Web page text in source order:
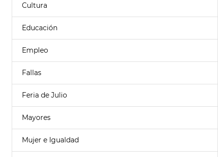
Cultura
Educación
Empleo
Fallas
Feria de Julio
Mayores
Mujer e Igualdad